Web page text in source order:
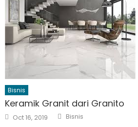
Bisnis
Keramik Granit dari Granito
Posted
on
Oct 16, 2019 Author
Bisnis